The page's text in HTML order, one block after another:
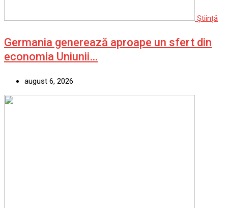
Știință
Germania generează aproape un sfert din
economia Uniunii…
august 6, 2026